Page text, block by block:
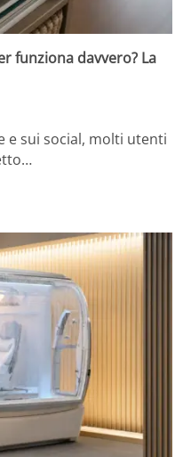
funziona davvero? La
e sui social, molti utenti